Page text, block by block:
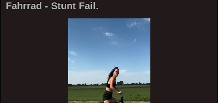
Fahrrad - Stunt Fail.